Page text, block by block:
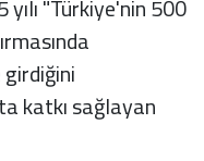
"Türkiye'nin 500
katkı sağlayan